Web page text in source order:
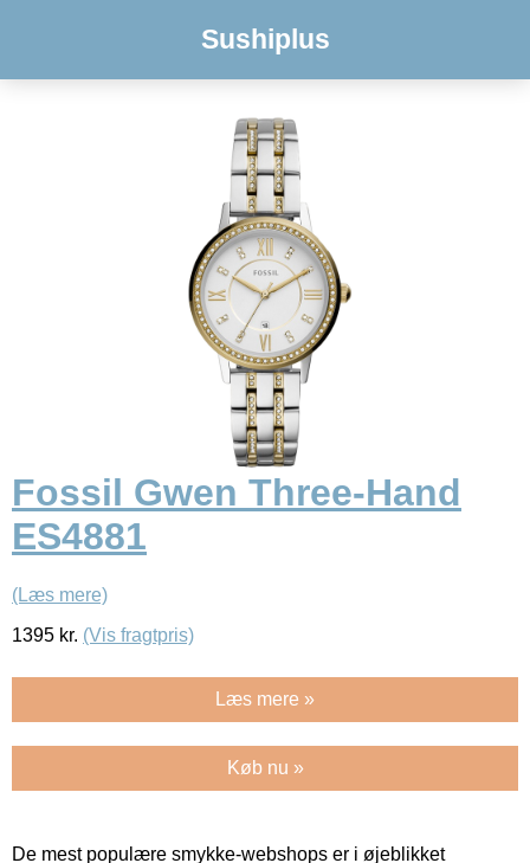
Sushiplus
Fossil Gwen Three-Hand
ES4881
(Læs mere)
1395 kr. (Vis fragtpris)
Læs mere »
Køb nu »
De mest populære smykke-webshops er i øjeblikket